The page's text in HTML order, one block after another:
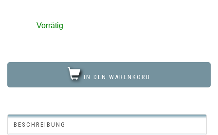
Vorrätig
IN DEN WARENKORB
BESCHREIBUNG